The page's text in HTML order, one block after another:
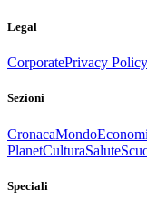
Legal
CorporatePrivacy Policy
Sezioni
CronacaMondo
PlanetCulturaSalute
Speciali